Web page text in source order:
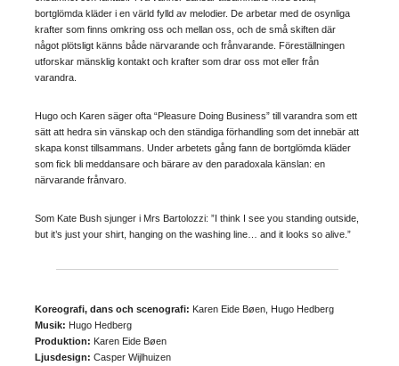
bortglömda kläder i en värld fylld av melodier. De arbetar med de osynliga
krafter som finns omkring oss och mellan oss, och de små skiften där
något plötsligt känns både närvarande och frånvarande. Föreställningen
utforskar mänsklig kontakt och krafter som drar oss mot eller från
varandra.
Hugo och Karen säger ofta “Pleasure Doing Business” till varandra som ett
sätt att hedra sin vänskap och den ständiga förhandling som det innebär att
skapa konst tillsammans. Under arbetets gång fann de bortglömda kläder
som fick bli meddansare och bärare av den paradoxala känslan: en
närvarande frånvaro.
Som Kate Bush sjunger i Mrs Bartolozzi: ”I think I see you standing outside,
but it’s just your shirt, hanging on the washing line… and it looks so alive.”
Koreografi, dans och scenografi: Karen Eide Bøen, Hugo Hedberg
Musik: Hugo Hedberg
Produktion: Karen Eide Bøen
Ljusdesign: Casper Wijlhuizen